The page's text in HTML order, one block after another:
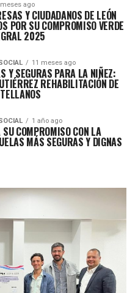
ago
Y CIUDADANOS DE LEÓN
POR SU COMPROMISO VERDE
2025
11 meses ago
Y SEGURAS PARA LA NIÑEZ:
REHABILITACIÓN DE
1 año ago
SU COMPROMISO CON LA
MÁS SEGURAS Y DIGNAS